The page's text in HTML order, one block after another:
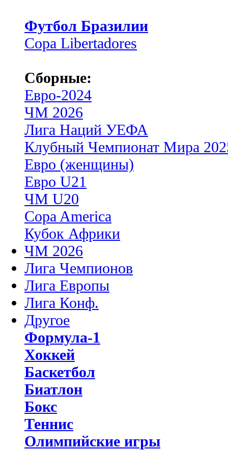
Футбол Бразилии
Copa Libertadores
Сборные:
Евро-2024
ЧМ 2026
Лига Наций УЕФА
Клубный Чемпионат Мира
Евро (женщины)
Евро U21
ЧМ U20
Copa America
Кубок Африки
ЧМ 2026
Лига Чемпионов
Лига Европы
Лига Конф.
Другое
Формула-1
Хоккей
Баскетбол
Биатлон
Бокс
Теннис
Олимпийские игры